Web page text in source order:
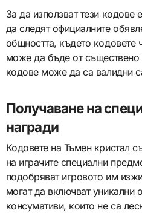
За да използват тези кодове
да следят официалните
общността, където кодовете
може да бъде от съществено
кодове може да са валидни
Получаване на
награди
Кодовете на Тъмен кристал
на играчите специални
подобряват игровото им
могат да включват уникални
консумативи, които не са